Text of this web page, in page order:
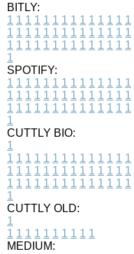
BITLY:
1 1 1 1 1 1 1 1 1 1 1 1 1 1
1 1 1 1 1 1 1 1 1 1 1 1 1 1
1 1 1 1 1 1 1 1 1 1 1 1 1 1
1
SPOTIFY:
1 1 1 1 1 1 1 1 1 1 1 1 1 1
1 1 1 1 1 1 1 1 1 1 1 1 1 1
1 1 1 1 1 1 1 1 1 1 1 1 1 1
1
CUTTLY BIO:
1
1 1 1 1 1 1 1 1 1 1 1 1 1 1
1 1 1 1 1 1 1 1 1 1 1 1 1 1
1 1 1 1 1 1 1 1 1 1 1 1 1 1
1
CUTTLY OLD:
1
1 1 1 1 1 1 1 1 1 1
MEDIUM: